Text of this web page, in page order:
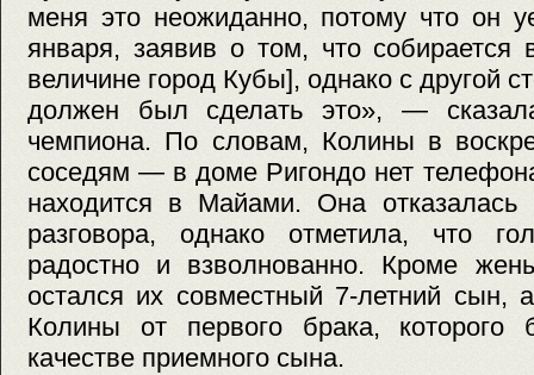
меня это неожиданно, потому что он
января, заявив о том, что собирается
величине город Кубы], однако с другой
должен был сделать это», —
чемпиона. По словам, Колины в
соседям — в доме Ригондо нет
находится в Майами. Она отказалась
разговора, однако отметила, что
радостно и взволнованно. Кроме
остался их совместный 7-летний сын,
Колины от первого брака, которого
качестве приемного сына.